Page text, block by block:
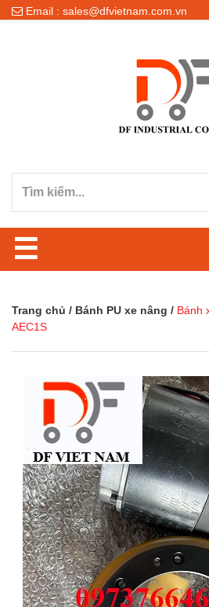
Email : sales@dfvietnam.com.vn
☰
Trang chủ / Bánh PU xe nâng / Bánh
AEC1S